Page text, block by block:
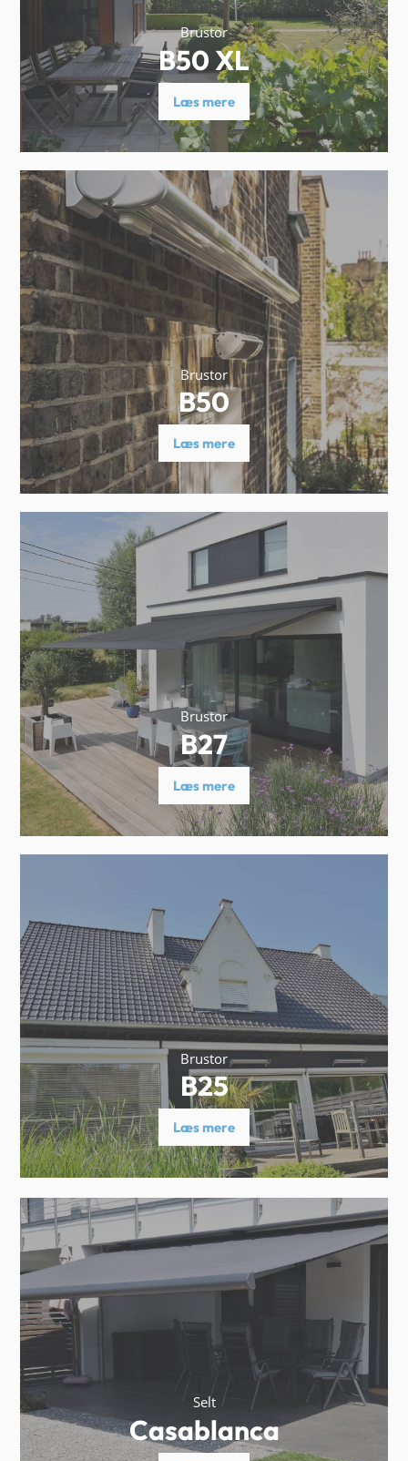
Brustor
B50 XL
Læs mere
Brustor
B50
Læs mere
Brustor
B27
Læs mere
Brustor
B25
Læs mere
Selt
Casablanca